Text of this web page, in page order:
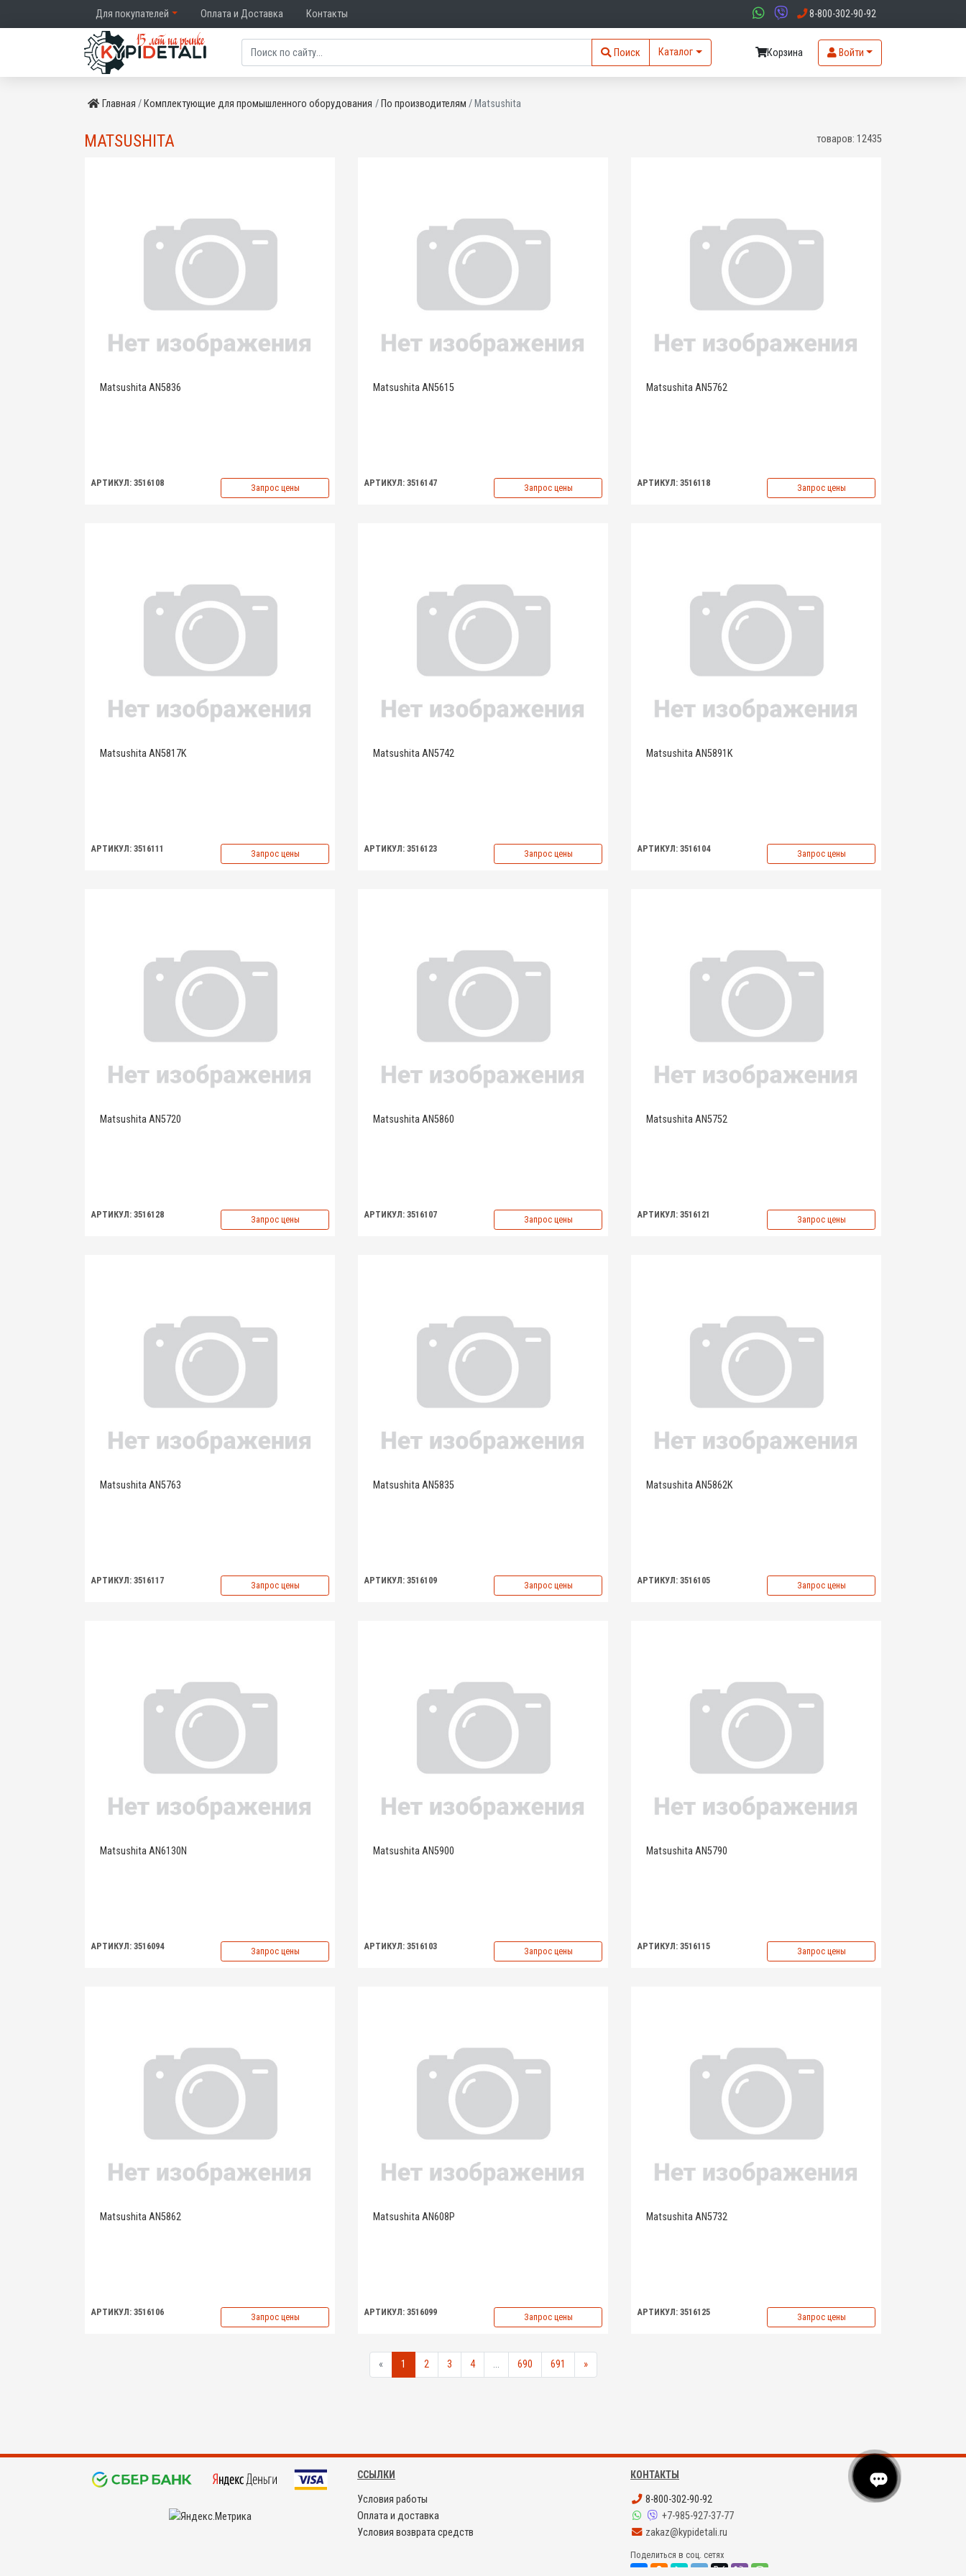
Для покупателей Оплата и Доставка Контакты 8-800-302-90-92
Поиск Каталог Корзина Войти
Главная Комплектующие для промышленного оборудования По производителям Matsushita
MATSUSHITA товаров: 12435
Matsushita AN5836
АРТИКУЛ: 3516108 Запрос цены
Matsushita AN5615
АРТИКУЛ: 3516147 Запрос цены
Matsushita AN5762
АРТИКУЛ: 3516118 Запрос цены
Matsushita AN5817K
АРТИКУЛ: 3516111 Запрос цены
Matsushita AN5742
АРТИКУЛ: 3516123 Запрос цены
Matsushita AN5891K
АРТИКУЛ: 3516104 Запрос цены
Matsushita AN5720
АРТИКУЛ: 3516128 Запрос цены
Matsushita AN5860
АРТИКУЛ: 3516107 Запрос цены
Matsushita AN5752
АРТИКУЛ: 3516121 Запрос цены
Matsushita AN5763
АРТИКУЛ: 3516117 Запрос цены
Matsushita AN5835
АРТИКУЛ: 3516109 Запрос цены
Matsushita AN5862K
АРТИКУЛ: 3516105 Запрос цены
Matsushita AN6130N
АРТИКУЛ: 3516094 Запрос цены
Matsushita AN5900
АРТИКУЛ: 3516103 Запрос цены
Matsushita AN5790
АРТИКУЛ: 3516115 Запрос цены
Matsushita AN5862
АРТИКУЛ: 3516106 Запрос цены
Matsushita AN608P
АРТИКУЛ: 3516099 Запрос цены
Matsushita AN5732
АРТИКУЛ: 3516125 Запрос цены
« 1 2 3 4 ... 690 691 »
ССЫЛКИ
Условия работы
Оплата и доставка
Условия возврата средств
КОНТАКТЫ
8-800-302-90-92
+7-985-927-37-77
zakaz@kypidetali.ru
Поделиться в соц. сетях